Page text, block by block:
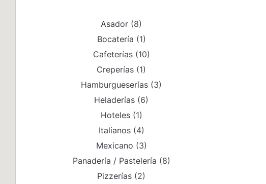
Asador (8)
Bocatería (1)
Cafeterías(10)
Creperías (1)
Hamburgueserías (3)
Heladerías (6)
Hoteles(1)
Italianos(4)
Mexicano (3)
Panadería / Pastelería (8)
Pizzerías (2)